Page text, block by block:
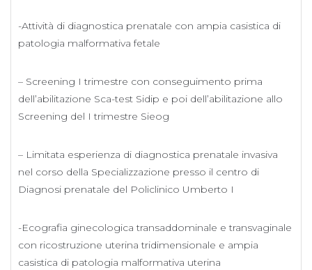
-Attività di diagnostica prenatale con ampia casistica di
patologia malformativa fetale
– Screening I trimestre con conseguimento prima
dell’abilitazione Sca-test Sidip e poi dell’abilitazione allo
Screening del I trimestre Sieog
– Limitata esperienza di diagnostica prenatale invasiva
nel corso della Specializzazione presso il centro di
Diagnosi prenatale del Policlinico Umberto I
-Ecografia ginecologica transaddominale e transvaginale
con ricostruzione uterina tridimensionale e ampia
casistica di patologia malformativa uterina